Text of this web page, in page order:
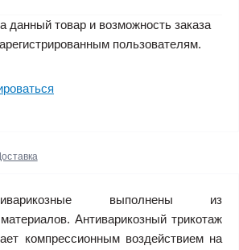
данный товар и возможность заказа
пользователям.
выполнены из
Антиварикозный трикотаж
компрессионным воздействием на